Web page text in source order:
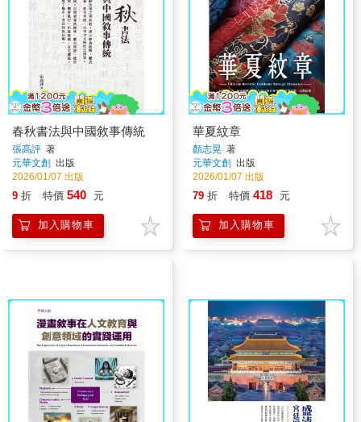
春秋書法與中國敘事傳統
張高評 著
元華文創 出版
2026/01/07 出版
9 折 特價 540 元
加入購物車
華夏紋章
顏志晃 著
元華文創 出版
2026/01/07 出版
79 折 特價 418 元
加入購物車